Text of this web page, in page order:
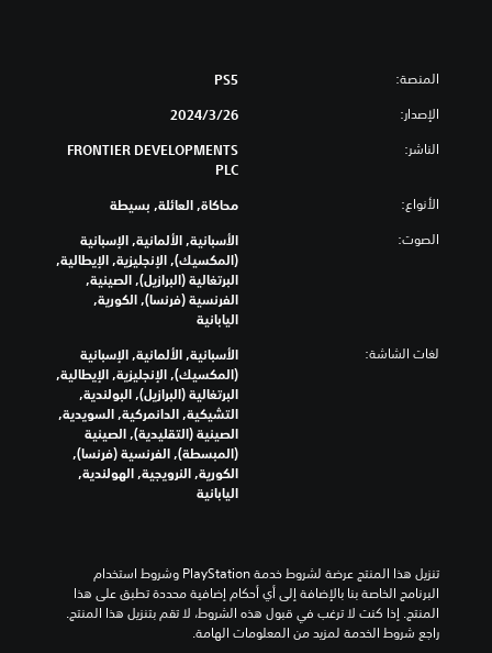
المنصة: PS5
الإصدار: 26‏/3‏/2024
الناشر:
FRONTIER DEVELOPMENTS
PLC
الأنواع: محاكاة, العائلة, بسيطة
الصوت:
الأسبانية, الألمانية, الإسبانية
(المكسيك), الإنجليزية, الإيطالية,
البرتغالية (البرازيل), الصينية,
الفرنسية (فرنسا), الكورية,
اليابانية
لغات الشاشة:
الأسبانية, الألمانية, الإسبانية
(المكسيك), الإنجليزية, الإيطالية,
البرتغالية (البرازيل), البولندية,
التشيكية, الدانمركية, السويدية,
الصينية (التقليدية), الصينية
(المبسطة), الفرنسية (فرنسا),
الكورية, النرويجية, الهولندية,
اليابانية
راجع شروط الخدمة لمزيد من المعلومات الهامة.